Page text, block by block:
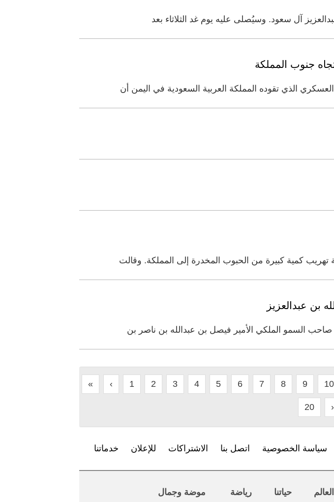
آل سعود. وسيُصلى عليه يوم غد الثلاثاء بعد
جنوب المملكة
الذي تقوده المملكة العربية السعودية في اليمن أن
تهريب كمية كبيرة من الحبوب المخدرة إلى المملكة. وقالت
بن عبدالعزيز
صاحب السمو الملكي الأمير فيصل بن عبدالله بن ناصر بن
« ‹ 1 2 3 4 5 6 7 8 9 10
20 ›
سياسة الخصوصية اتصل بنا الاشتراكات للإعلان خدماتنا
العالم حياتنا رياضة موضة وجمال